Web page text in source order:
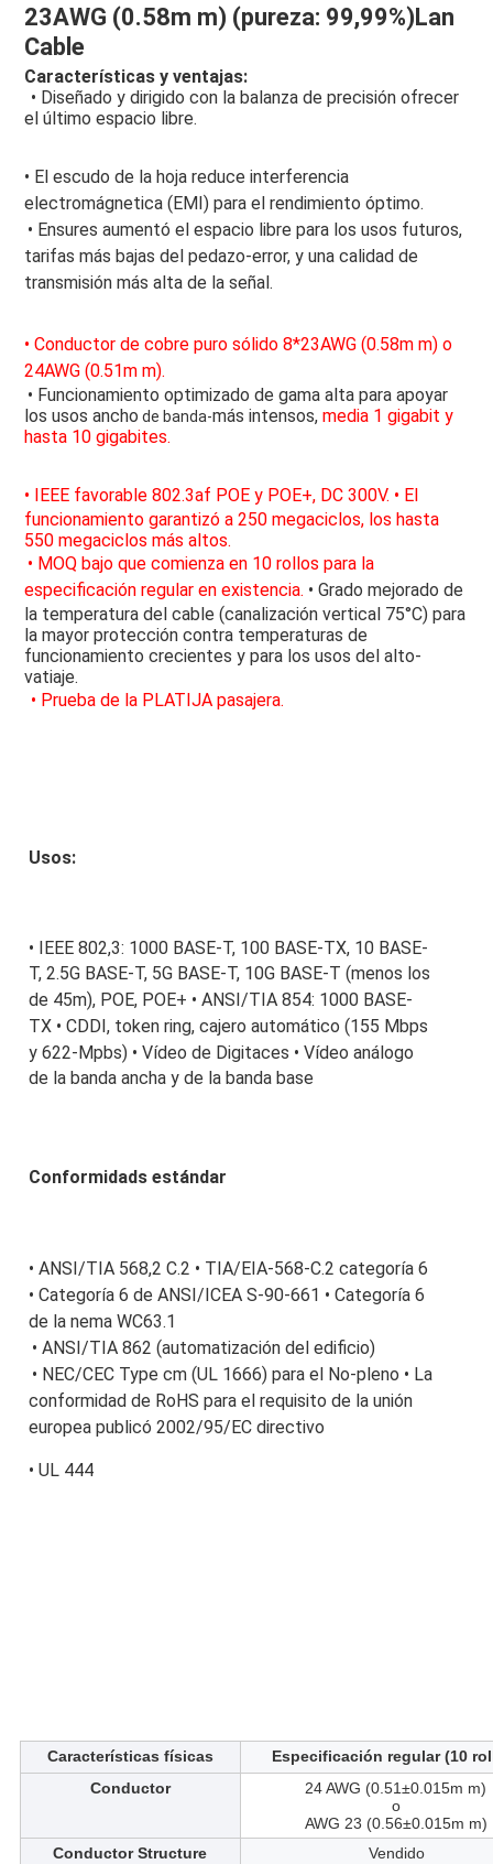
23AWG (0.58m m) (pureza: 99,99%)Lan
Cable
Características y ventajas:
• Diseñado y dirigido con la balanza de precisión ofrecer
el último espacio libre.
• El escudo de la hoja reduce interferencia
electromágnetica (EMI) para el rendimiento óptimo.
• Ensures aumentó el espacio libre para los usos futuros,
tarifas más bajas del pedazo-error, y una calidad de
transmisión más alta de la señal.
• Conductor de cobre puro sólido 8*23AWG (0.58m m) o
24AWG (0.51m m).
• Funcionamiento optimizado de gama alta para apoyar
los usos ancho de banda-más intensos, media 1 gigabit y
hasta 10 gigabites.
• IEEE favorable 802.3af POE y POE+, DC 300V. • El
funcionamiento garantizó a 250 megaciclos, los hasta
550 megaciclos más altos.
• MOQ bajo que comienza en 10 rollos para la
especificación regular en existencia. • Grado mejorado de
la temperatura del cable (canalización vertical 75°C) para
la mayor protección contra temperaturas de
funcionamiento crecientes y para los usos del alto-
vatiaje.
• Prueba de la PLATIJA pasajera.
Usos:
• IEEE 802,3: 1000 BASE-T, 100 BASE-TX, 10 BASE-
T, 2.5G BASE-T, 5G BASE-T, 10G BASE-T (menos los
de 45m), POE, POE+ • ANSI/TIA 854: 1000 BASE-
TX • CDDI, token ring, cajero automático (155 Mbps
y 622-Mpbs) • Vídeo de Digitaces • Vídeo análogo
de la banda ancha y de la banda base
Conformidads estándar
• ANSI/TIA 568,2 C.2 • TIA/EIA-568-C.2 categoría 6
• Categoría 6 de ANSI/ICEA S-90-661 • Categoría 6
de la nema WC63.1
• ANSI/TIA 862 (automatización del edificio)
• NEC/CEC Type cm (UL 1666) para el No-pleno • La
conformidad de RoHS para el requisito de la unión
europea publicó 2002/95/EC directivo
• UL 444
Características físicas
Especificación regular (10
Conductor
24 AWG (0.51±0.015m m)
o
AWG 23 (0.56±0.015m m)
Conductor Structure
Vendido